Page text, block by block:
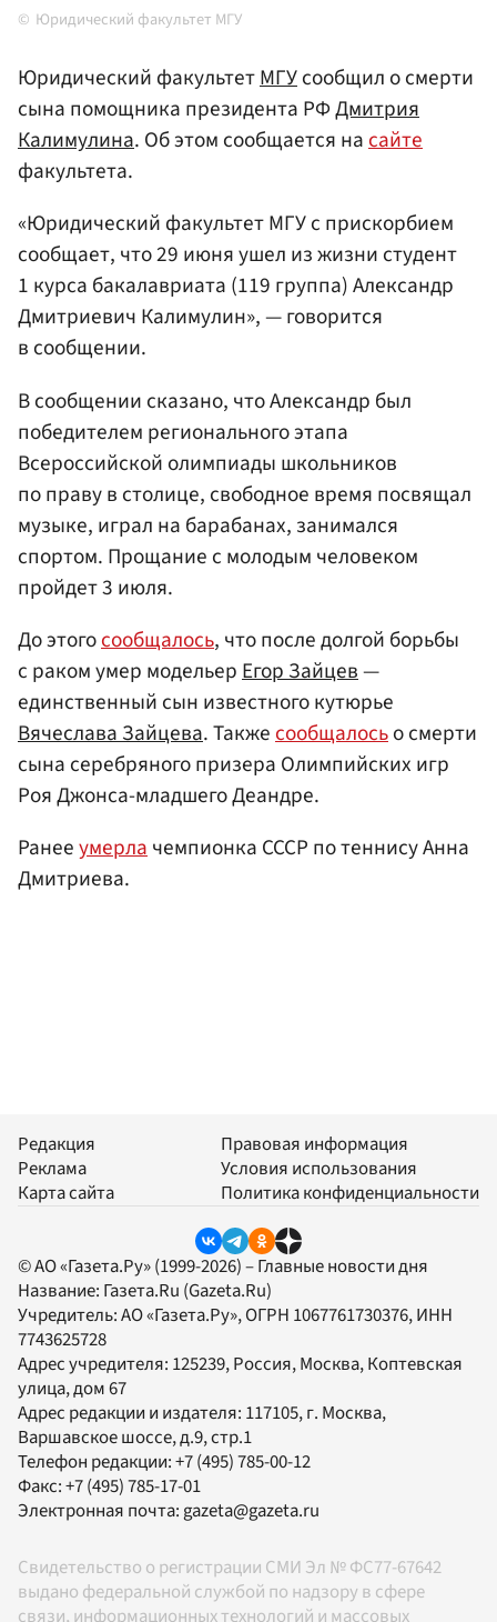
Юридический факультет МГУ
Юридический факультетМГУсообщил о смерти
сына помощника президента РФДмитрия
Калимулина. Об этом сообщается насайте
факультета.
«Юридический факультет МГУ с прискорбием
сообщает, что 29 июня ушел из жизни студент
1 курса бакалавриата (119 группа) Александр
Дмитриевич Калимулин», — говорится
в сообщении.
В сообщении сказано, что Александр был
победителем регионального этапа
Всероссийской олимпиады школьников
по праву в столице, свободное время посвящал
музыке, играл на барабанах, занимался
спортом. Прощание с молодым человеком
пройдет 3 июля.
До этогосообщалось, что после долгой борьбы
с раком умер модельерЕгор Зайцев—
единственный сын известного кутюрье
Вячеслава Зайцева. Такжесообщалосьо смерти
сына серебряного призера Олимпийских игр
Роя Джонса-младшего Деандре.
Ранееумерлачемпионка СССР по теннису Анна
Дмитриева.
Редакция
Реклама
Карта сайта
Правовая информация
Условия использования
Политика конфиденциальности
© АО «Газета.Ру» (1999-2026) – Главные новости дня
Название: Газета.Ru (Gazeta.Ru)
Учредитель:АО «Газета.Ру», ОГРН 1067761730376, ИНН
7743625728
Адрес учредителя: 125239, Россия, Москва, Коптевская
улица, дом 67
Адрес редакции и издателя: 117105, г. Москва,
Варшавское шоссе, д.9, стр.1
Телефон редакции:+7 (495) 785-00-12
Факс:+7 (495) 785-17-01
Электронная почта:gazeta@gazeta.ru
Свидетельство о регистрации СМИ Эл № ФС77-67642
выдано федеральной службой по надзору в сфере
связи, информационных технологий и массовых